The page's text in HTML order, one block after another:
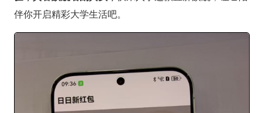
伴你开启精彩大学生活吧。